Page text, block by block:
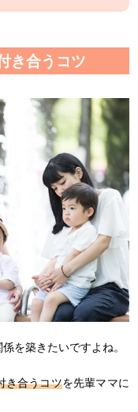
き合うコツ
を築きたいですよね。
き合うコツを先輩ママに